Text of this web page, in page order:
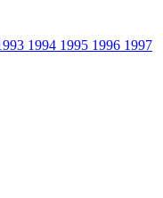
1994 1995 1996 1997